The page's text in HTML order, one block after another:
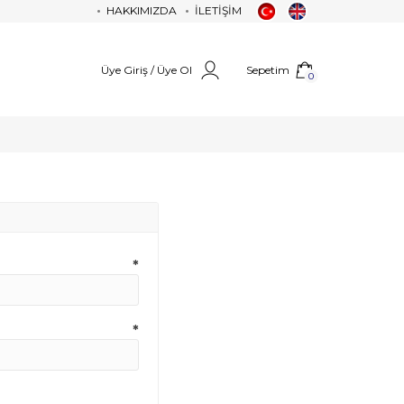
HAKKIMIZDA İLETİŞİM
Üye Giriş / Üye Ol Sepetim 0
*
*